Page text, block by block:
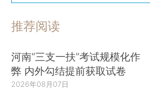
推荐阅读
河南“三支一扶”考试规模化作
弊 内外勾结提前获取试卷
2026年08月07日